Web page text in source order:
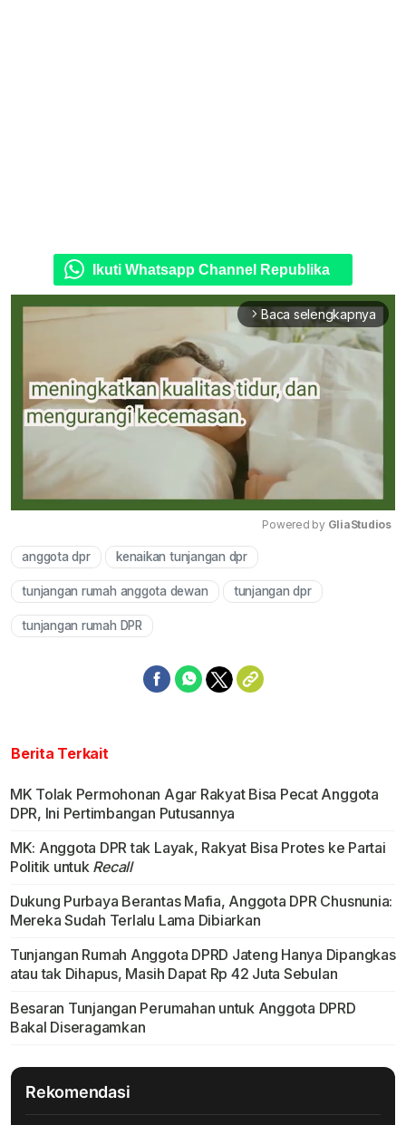
Ikuti Whatsapp Channel Republika
arrow_forward_ios Baca selengkapnya
Powered by GliaStudios
anggota dpr kenaikan tunjangan dpr
tunjangan rumah anggota dewan tunjangan dpr
tunjangan rumah DPR
Berita Terkait
MK Tolak Permohonan Agar Rakyat Bisa Pecat Anggota
DPR, Ini Pertimbangan Putusannya
MK: Anggota DPR tak Layak, Rakyat Bisa Protes ke Partai
Politik untuk Recall
Dukung Purbaya Berantas Mafia, Anggota DPR Chusnunia:
Mereka Sudah Terlalu Lama Dibiarkan
Tunjangan Rumah Anggota DPRD Jateng Hanya Dipangkas
atau tak Dihapus, Masih Dapat Rp 42 Juta Sebulan
Besaran Tunjangan Perumahan untuk Anggota DPRD
Bakal Diseragamkan
Rekomendasi